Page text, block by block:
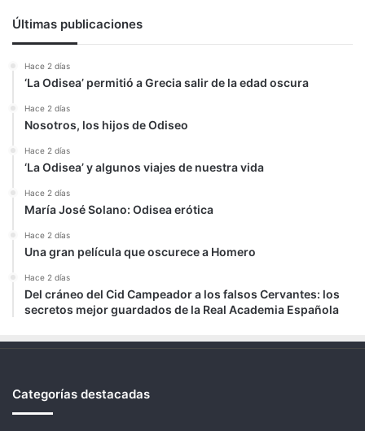
Últimas publicaciones
Hace 2 días
‘La Odisea’ permitió a Grecia salir de la edad oscura
Hace 2 días
Nosotros, los hijos de Odiseo
Hace 2 días
‘La Odisea’ y algunos viajes de nuestra vida
Hace 2 días
María José Solano: Odisea erótica
Hace 2 días
Una gran película que oscurece a Homero
Hace 2 días
Del cráneo del Cid Campeador a los falsos Cervantes: los
secretos mejor guardados de la Real Academia Española
Categorías destacadas